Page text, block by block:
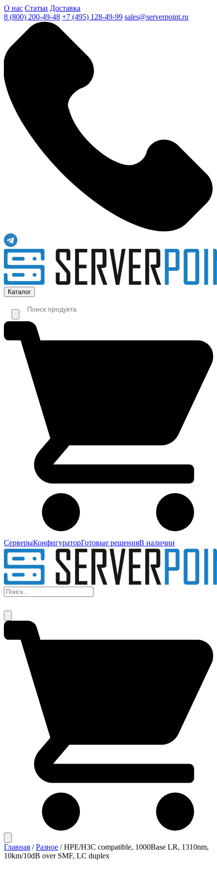
О нас Статьи Доставка
8 (800) 200-49-48 +7 (495) 128-49-99 sales@serverpoint.ru
Каталог
СерверыКонфигураторГотовые решенияВ наличии
Главная / Разное / HPE/H3C compatible, 1000Base LR, 1310nm,
10km/10dB over SMF, LC duplex